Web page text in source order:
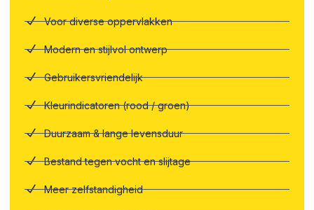
Voor diverse oppervlakken
Modern en stijlvol ontwerp
Gebruikersvriendelijk
Kleurindicatoren (rood / groen)
Duurzaam & lange levensduur
Bestand tegen vocht en slijtage
Meer zelfstandigheid